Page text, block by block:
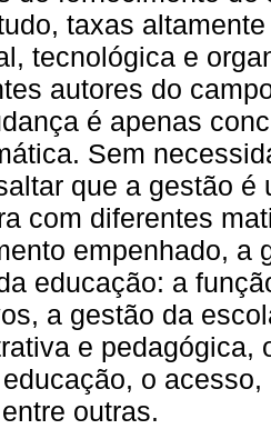
taxas
tecnológica e
autores do
é apenas
Sem
que a gestão
com diferentes
empenhado, a
educação: a
a gestão da
e pedagógica,
o
outras.